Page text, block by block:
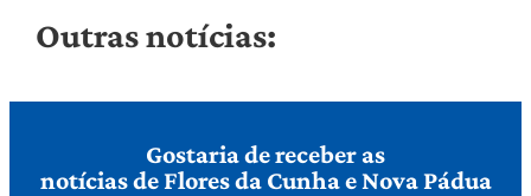
Outras notícias:
Gostaria de receber as
notícias de Flores da Cunha e Nova Pádua